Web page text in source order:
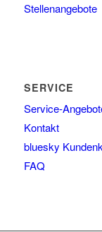
Stellenangebote
SERVICE
Service-
Kontakt
bluesky
FAQ